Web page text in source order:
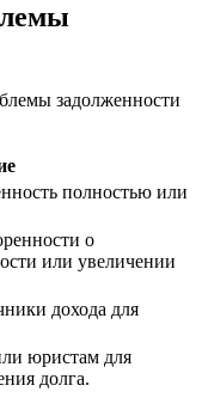
задолженности
полностью или
о
или увеличении
дохода для
юристам для
долга.